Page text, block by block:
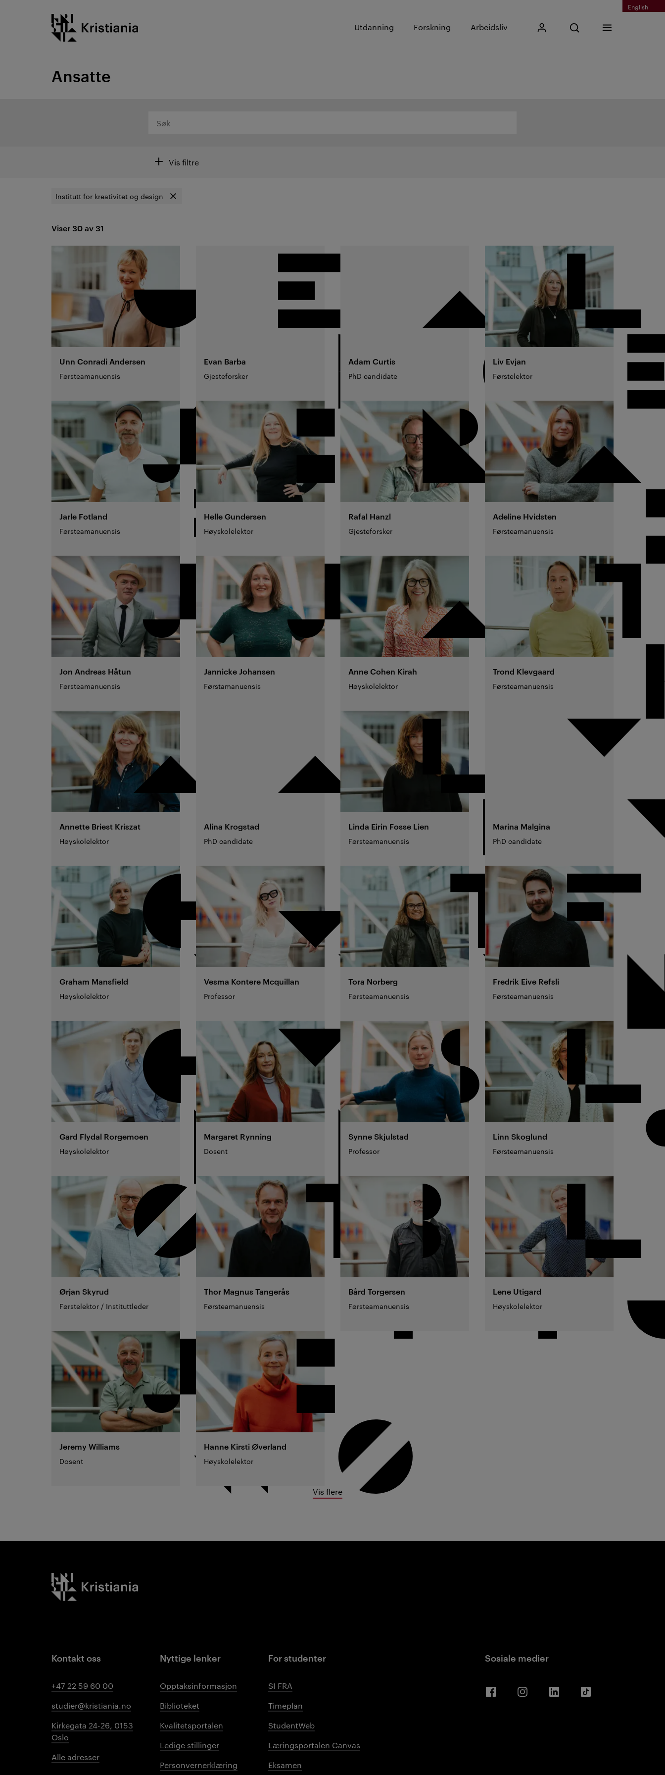
English
Kristiania logo
Utdanning Forskning Arbeidsliv Mitt KristianiaÅpne søk
Skriv inn søkefrase
Søk
Meny
Ansatte
Vis filtre
Institutt for kreativitet og design
Fjern filter
Resultat
Viser 30 av 31
Unn Conradi Andersen
Førsteamanuensis
Evan Barba
Gjesteforsker
Adam Curtis
PhD candidate
Liv Evjan
Førstelektor
Jarle Fotland
Førsteamanuensis
HelleGundersen
Høyskolelektor
Rafal Hanzl
Gjesteforsker
Adeline Hvidsten
Førsteamanuensis
Jon Andreas Håtun
Førsteamanuensis
JannickeJohansen
Førstamanuensis
Anne Cohen Kirah
Høyskolelektor
Trond Klevgaard
Førsteamanuensis
Annette Briest Kriszat
Høyskolelektor
Alina Krogstad
PhD candidate
Linda Eirin Fosse Lien
Førsteamanuensis
Marina Malgina
PhD candidate
Graham Mansfield
Høyskolelektor
Vesma Kontere Mcquillan
Professor
Tora Norberg
Førsteamanuensis
Fredrik Eive Refsli
Førsteamanuensis
Gard Flydal Rorgemoen
Høyskolelektor
Margaret Rynning
Dosent
SynneSkjulstad
Professor
Linn Skoglund
Førsteamanuensis
Ørjan Skyrud
Førstelektor / Instituttleder
Thor MagnusTangerås
Førsteamanuensis
Bård Torgersen
Førsteamanuensis
Lene Utigard
Høyskolelektor
JeremyWilliams
Dosent
Hanne Kirsti Øverland
Høyskolelektor
Vis flere
Kristiania logo
Kontakt oss
+47 22 59 60 00
studier@kristiania.no
Kirkegata 24-26, 0153
Oslo
Alle adresser
Nyttige lenker
Opptaksinformasjon
Biblioteket
Kvalitetsportalen
Ledige stillinger
Personvernerklæring
For studenter
SI FRA
Timeplan
StudentWeb
Læringsportalen Canvas
Eksamen
Sosiale medier